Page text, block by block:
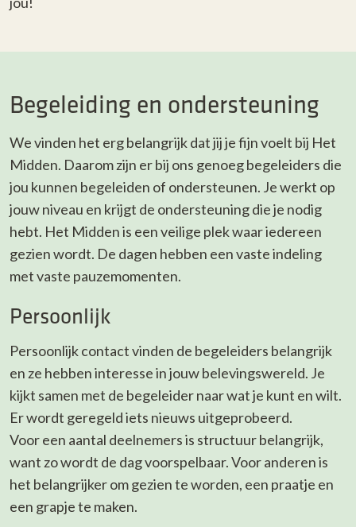
Begeleiding en ondersteuning
We vinden het erg belangrijk dat jij je fijn voelt bij Het
Midden. Daarom zijn er bij ons genoeg begeleiders die
jou kunnen begeleiden of ondersteunen. Je werkt op
jouw niveau en krijgt de ondersteuning die je nodig
hebt. Het Midden is een veilige plek waar iedereen
gezien wordt. De dagen hebben een vaste indeling
met vaste pauzemomenten.
Persoonlijk
Persoonlijk contact vinden de begeleiders belangrijk
en ze hebben interesse in jouw belevingswereld. Je
kijkt samen met de begeleider naar wat je kunt en wilt.
Er wordt geregeld iets nieuws uitgeprobeerd.
Voor een aantal deelnemers is structuur belangrijk,
want zo wordt de dag voorspelbaar. Voor anderen is
het belangrijker om gezien te worden, een praatje en
een grapje te maken.